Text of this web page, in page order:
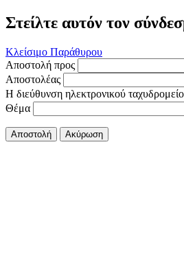
Στείλτε αυτόν τον
Κλείσιμο Παράθυρου
Αποστολή προς
Αποστολέας
Η διεύθυνση ηλεκτρονικού
Θέμα
Αποστολή Ακύρωση